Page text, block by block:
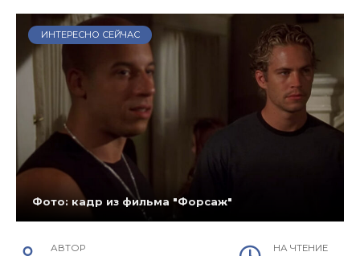
ИНТЕРЕСНО СЕЙЧАС
Фото: кадр из фильма "Форсаж"
АВТОР НА ЧТЕНИЕ